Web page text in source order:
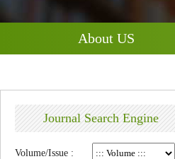
About US
Journal Search Engine
Volume/Issue :